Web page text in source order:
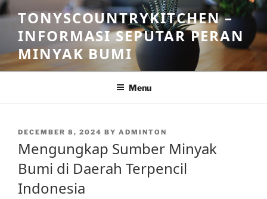
Skip
to
content
TONYSCOUNTRYKITCHEN –
INFORMASI SEPUTAR PERAN
MINYAK BUMI
Menu
POSTED
DECEMBER 8, 2024 BY ADMINTON
Mengungkap Sumber Minyak
Bumi di Daerah Terpencil
Indonesia